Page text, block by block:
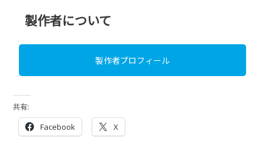
製作者について
製作者プロフィール
共有:
Facebook X